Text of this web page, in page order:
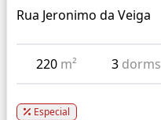
Rua Jeronimo da Veiga
220 m² 3 dorms
Especial